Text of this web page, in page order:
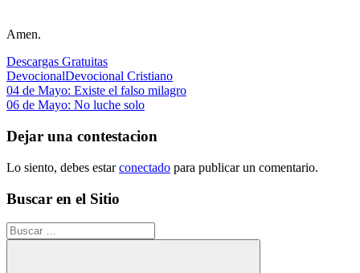
Amen.
Descargas Gratuitas
DevocionalDevocional Cristiano
Navegación
de
entradas
Entrada
anterior:
04 de Mayo: Existe el falso milagro
Siguiente
06 de Mayo: No luche solo
Dejar una contestacion
Lo siento, debes estarconectado para publicar un comentario.
Buscar en el Sitio
Buscar: